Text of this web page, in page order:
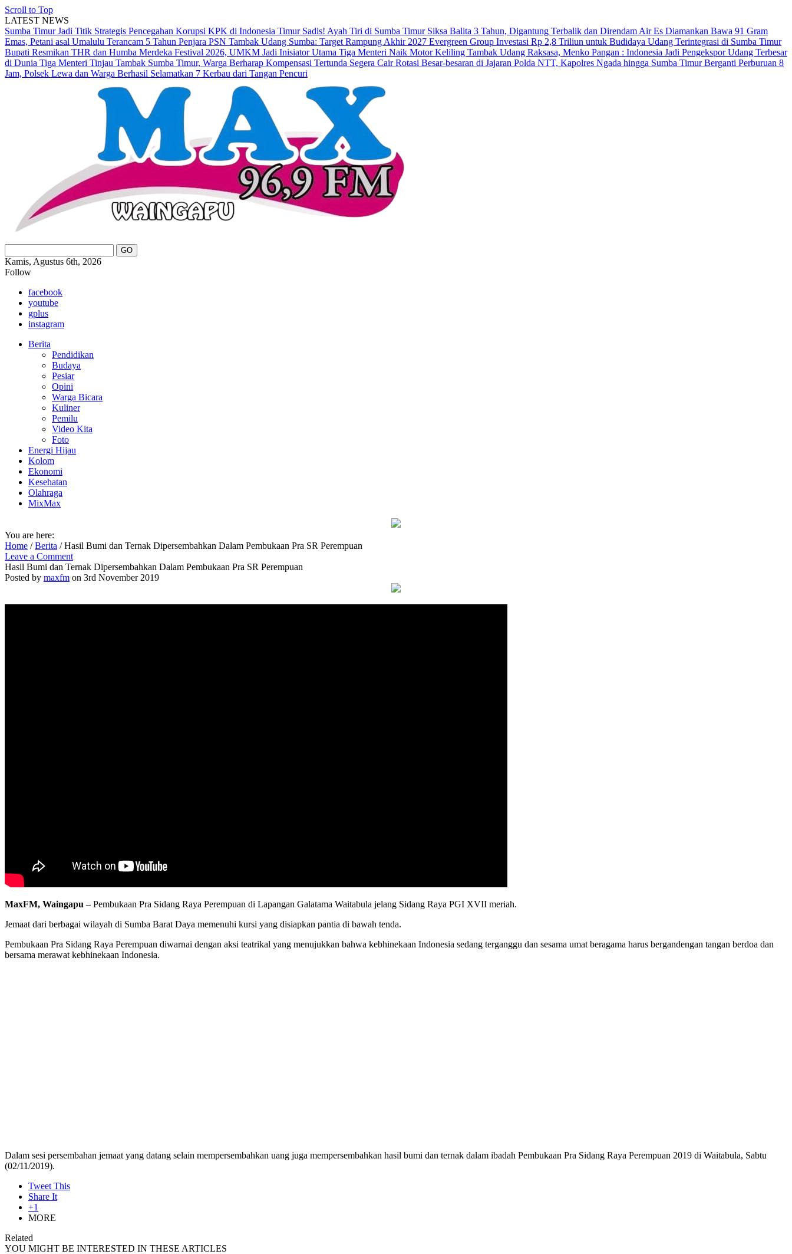
Scroll to Top
LATEST NEWS
Sumba Timur Jadi Titik Strategis Pencegahan Korupsi KPK di Indonesia Timur Sadis! Ayah Tiri di Sumba Timur Siksa Balita 3 Tahun, Digantung Terbalik dan Direndam Air Es Diamankan Bawa 91 Gram
Emas, Petani asal Umalulu Terancam 5 Tahun Penjara PSN Tambak Udang Sumba: Target Rampung Akhir 2027 Evergreen Group Investasi Rp 2,8 Triliun untuk Budidaya Udang Terintegrasi di Sumba Timur
Bupati Resmikan THR dan Humba Merdeka Festival 2026, UMKM Jadi Inisiator Utama Tiga Menteri Naik Motor Keliling Tambak Udang Raksasa, Menko Pangan : Indonesia Jadi Pengekspor Udang Terbesar
di Dunia Tiga Menteri Tinjau Tambak Sumba Timur, Warga Berharap Kompensasi Tertunda Segera CairRotasi Besar-besaran di Jajaran Polda NTT, Kapolres Ngada hingga Sumba Timur Berganti Perburuan 8
Jam, Polsek Lewa dan Warga Berhasil Selamatkan 7 Kerbau dari Tangan Pencuri
Kamis, Agustus 6th, 2026
Follow
facebook
youtube
gplus
instagram
Berita
Pendidikan
Budaya
Pesiar
Opini
Warga Bicara
Kuliner
Pemilu
Video Kita
Foto
Energi Hijau
Kolom
Ekonomi
Kesehatan
Olahraga
MixMax
You are here:
Home /Berita /Hasil Bumi dan Ternak Dipersembahkan Dalam Pembukaan Pra SR Perempuan
Leave a Comment
Hasil Bumi dan Ternak Dipersembahkan Dalam Pembukaan Pra SR Perempuan
Posted by maxfm on 3rd November 2019
MaxFM, Waingapu – Pembukaan Pra Sidang Raya Perempuan di Lapangan Galatama Waitabula jelang Sidang Raya PGI XVII meriah.
Jemaat dari berbagai wilayah di Sumba Barat Daya memenuhi kursi yang disiapkan pantia di bawah tenda.
Pembukaan Pra Sidang Raya Perempuan diwarnai dengan aksi teatrikal yang menujukkan bahwa kebhinekaan Indonesia sedang terganggu dan sesama umat beragama harus bergandengan tangan berdoa dan
bersama merawat kebhinekaan Indonesia.
Dalam sesi persembahan jemaat yang datang selain mempersembahkan uang juga mempersembahkan hasil bumi dan ternak dalam ibadah Pembukaan Pra Sidang Raya Perempuan 2019 di Waitabula, Sabtu
(02/11/2019).
Tweet This
Share It
+1
MORE
Related
YOU MIGHT BE INTERESTED IN THESE ARTICLES